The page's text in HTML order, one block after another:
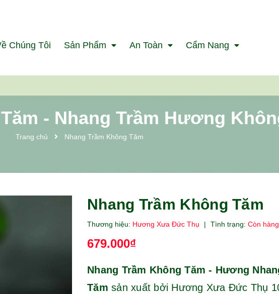
Chúng Tôi Sản Phẩm An Toàn Cẩm Nang
- Nhang Trầm Hương
Trang chủ Nhang Trầm Không Tăm
Nhang Trầm Không Tăm
Thương hiệu: Hương Xưa Đức Thụ | Tình trạng: Còn hàng
679.000₫
Nhang Trầm Không Tăm - Hương
Tămsản xuất bởi Hương Xưa Đức Thụ